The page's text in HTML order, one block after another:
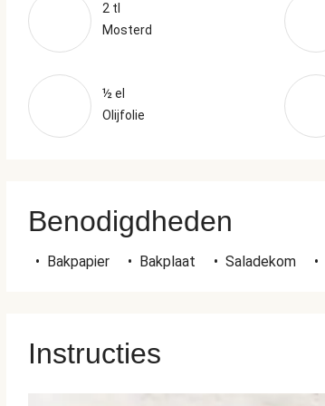
2 tl
Mosterd
½ el
Olijfolie
Benodigdheden
• Bakpapier • Bakplaat • Saladekom •
Instructies